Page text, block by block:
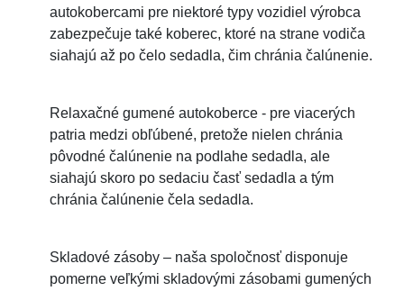
autokobercami pre niektoré typy vozidiel výrobca
zabezpečuje také koberec, ktoré na strane vodiča
siahajú až po čelo sedadla, čim chránia čalúnenie.
Relaxačné gumené autokoberce - pre viacerých
patria medzi obľúbené, pretože nielen chránia
pôvodné čalúnenie na podlahe sedadla, ale
siahajú skoro po sedaciu časť sedadla a tým
chránia čalúnenie čela sedadla.
Skladové zásoby – naša spoločnosť disponuje
pomerne veľkými skladovými zásobami gumených